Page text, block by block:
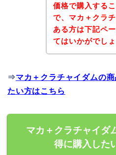
価格で購入する
で、マカ＋クラ
ある方は下記ペ
てはいかがでし
⇒マカ＋クラチャイダムの
たい方はこちら
マカ＋クラチャイダ
得に購入した